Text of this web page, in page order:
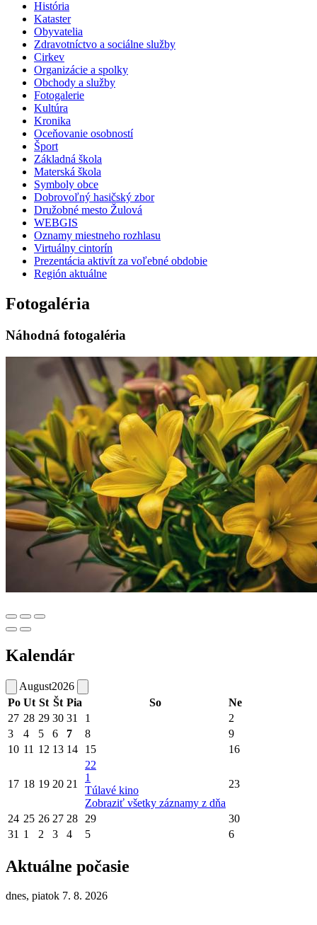
História
Kataster
Obyvatelia
Zdravotníctvo a sociálne služby
Cirkev
Organizácie a spolky
Obchody a služby
Fotogalerie
Kultúra
Kronika
Oceňovanie osobností
Šport
Základná škola
Materská škola
Symboly obce
Dobrovoľný hasičský zbor
Družobné mesto Žulová
WEBGIS
Oznamy miestneho rozhlasu
Virtuálny cintorín
Prezentácia aktivít za voľebné obdobie
Región aktuálne
Fotogaléria
Náhodná fotogaléria
Kalendár
August2026
Po Ut St Št Pia So
Ne
27 28 29 30 31 1
2
3
4 5 6 7 8
9
10 11 12 13 14 15 16
17 18 19 20 21
22
1
Túlavé kino
Zobraziť všetky záznamy z dňa
23
24 25 26 27 28 29
30
31 1 2 3 4 5 6
Aktuálne počasie
dnes, piatok 7. 8. 2026